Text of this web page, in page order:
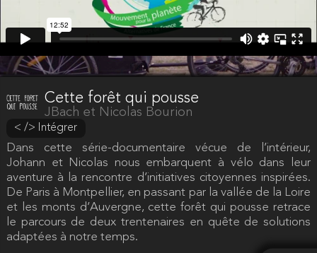
Cette forêt qui pousse
JBach et Nicolas Bourion
Dans cette série-documentaire vécue de l’intérieur,
Johann et Nicolas nous embarquent à vélo dans leur
aventure à la rencontre d’initiatives citoyennes inspirées.
De Paris à Montpellier, en passant par la vallée de la Loire
et les monts d’Auvergne, cette forêt qui pousse retrace
le parcours de deux trentenaires en quête de solutions
adaptées à notre temps.
< /> Intégrer
Votre adresse mail n'est pas encore validée
Nous vous invitons à la valider
en cliquant sur le buton "Envoyer"
du menu "Envoi de l'email de validation"
Puis en suivant la procédure par mail